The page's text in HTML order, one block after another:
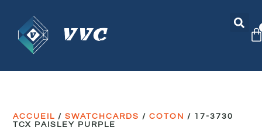
ACCUEIL /SWATCHCARDS /COTON / 17-3730
TCX PAISLEY PURPLE